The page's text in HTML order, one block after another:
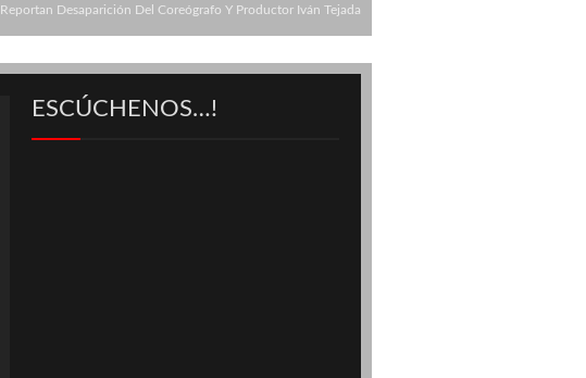
Reportan Desaparición Del Coreógrafo Y Productor Iván Tejada
ESCÚCHENOS…!